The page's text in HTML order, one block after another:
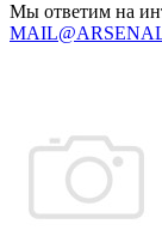
Мы ответим на